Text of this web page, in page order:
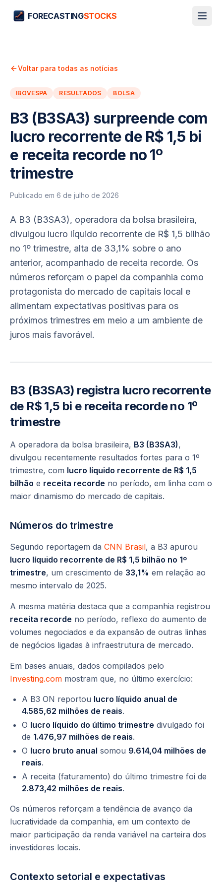
FORECASTINGSTOCKS
Voltar para todas as notícias
IBOVESPA RESULTADOS BOLSA
B3 (B3SA3) surpreende com
lucro recorrente de R$ 1,5 bi
e receita recorde no 1º
trimestre
Publicado em 6 de julho de 2026
A B3 (B3SA3), operadora da bolsa brasileira,
divulgou lucro líquido recorrente de R$ 1,5 bilhão
no 1º trimestre, alta de 33,1% sobre o ano
anterior, acompanhado de receita recorde. Os
números reforçam o papel da companhia como
protagonista do mercado de capitais local e
alimentam expectativas positivas para os
próximos trimestres em meio a um ambiente de
juros mais favorável.
B3 (B3SA3) registra lucro recorrente
de R$ 1,5 bi e receita recorde no 1º
trimestre
A operadora da bolsa brasileira, B3 (B3SA3),
divulgou recentemente resultados fortes para o 1º
trimestre, com lucro líquido recorrente de R$ 1,5
bilhão e receita recorde no período, em linha com o
maior dinamismo do mercado de capitais.
Números do trimestre
Segundo reportagem da CNN Brasil, a B3 apurou
lucro líquido recorrente de R$ 1,5 bilhão no 1º
trimestre, um crescimento de 33,1% em relação ao
mesmo intervalo de 2025.
A mesma matéria destaca que a companhia registrou
receita recorde no período, reflexo do aumento de
volumes negociados e da expansão de outras linhas
de negócios ligadas à infraestrutura de mercado.
Em bases anuais, dados compilados pelo
Investing.com mostram que, no último exercício:
A B3 ON reportou lucro líquido anual de
4.585,62 milhões de reais.
O lucro líquido do último trimestre divulgado foi
de 1.476,97 milhões de reais.
O lucro bruto anual somou 9.614,04 milhões de
reais.
A receita (faturamento) do último trimestre foi de
2.873,42 milhões de reais.
Os números reforçam a tendência de avanço da
lucratividade da companhia, em um contexto de
maior participação da renda variável na carteira dos
investidores locais.
Contexto setorial e expectativas